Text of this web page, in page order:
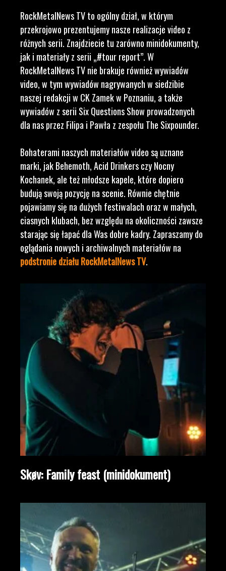
RockMetalNews TV to ogólny dział, w którym
przekrojowo prezentujemy nasze realizacje video z
różnych serii. Znajdziecie tu zarówno minidokumenty,
jak i materiały z serii „#tour report”. W
RockMetalNews TV nie brakuje również wywiadów
video, w tym wywiadów nagrywanych w siedzibie
naszej redakcji w CK Zamek w Poznaniu, a także
wywiadów z serii Six Questions Show prowadzonych
dla nas przez Filipa i Pawła z zespołu The Sixpounder.
Bohaterami naszych materiałów video są uznane
marki, jak Behemoth, Acid Drinkers czy Nocny
Kochanek, ale też młodsze kapele, które dopiero
budują swoją pozycję na scenie. Równie chętnie
pojawiamy się na dużych festiwalach oraz w małych,
ciasnych klubach, bez względu na okoliczności zawsze
starając się łapać dla Was dobre kadry. Zapraszamy do
oglądania nowych i archiwalnych materiałów na
podstronie działu RockMetalNews TV.
Skøv: Family feast (minidokument)